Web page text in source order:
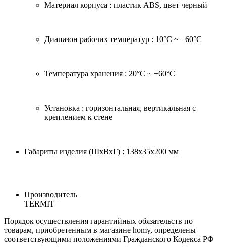
Материал корпуса : пластик ABS, цвет черный
Диапазон рабочих температур : ­10°C ~ +60°C
Температура хранения : ­20°C ~ +60°C
Установка : горизонтальная, вертикальная с
креплением к стене
Габариты изделия (ШхВхГ) : 138x35х200 мм
Производитель
TERMIT
Порядок осуществления гарантийных обязательств по
товарам, приобретенным в магазине homy, определены
соответствующими положениями Гражданского Кодекса РФ